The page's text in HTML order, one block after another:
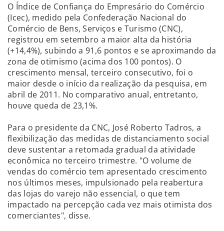
O Índice de Confiança do Empresário do Comércio
(Icec), medido pela Confederação Nacional do
Comércio de Bens, Serviços e Turismo (CNC),
registrou em setembro a maior alta da história
(+14,4%), subindo a 91,6 pontos e se aproximando da
zona de otimismo (acima dos 100 pontos). O
crescimento mensal, terceiro consecutivo, foi o
maior desde o início da realização da pesquisa, em
abril de 2011. No comparativo anual, entretanto,
houve queda de 23,1%.
Para o presidente da CNC, José Roberto Tadros, a
flexibilização das medidas de distanciamento social
deve sustentar a retomada gradual da atividade
econômica no terceiro trimestre. "O volume de
vendas do comércio tem apresentado crescimento
nos últimos meses, impulsionado pela reabertura
das lojas do varejo não essencial, o que tem
impactado na percepção cada vez mais otimista dos
comerciantes", disse.